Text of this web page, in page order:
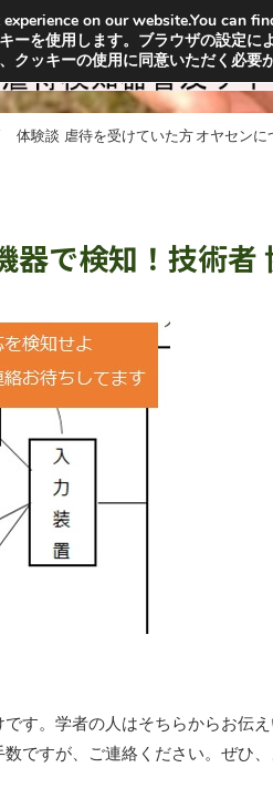
」の「親」と「選」から取っています。
待検知器普及にご協力ください
体験談 虐待を受けていた方オヤセンに
器で検知！技術者
す。学者の人はそちらからお伝
ですが、ご連絡ください。ぜひ
on our website.You can
ーを使用します。ブラウザの設定
クッキーの使用に同意いただく必要